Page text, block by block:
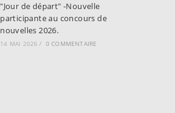
"Jour de départ" -Nouvelle
participante au concours de
nouvelles 2026.
14 MAI 2026 / 0 COMMENTAIRE